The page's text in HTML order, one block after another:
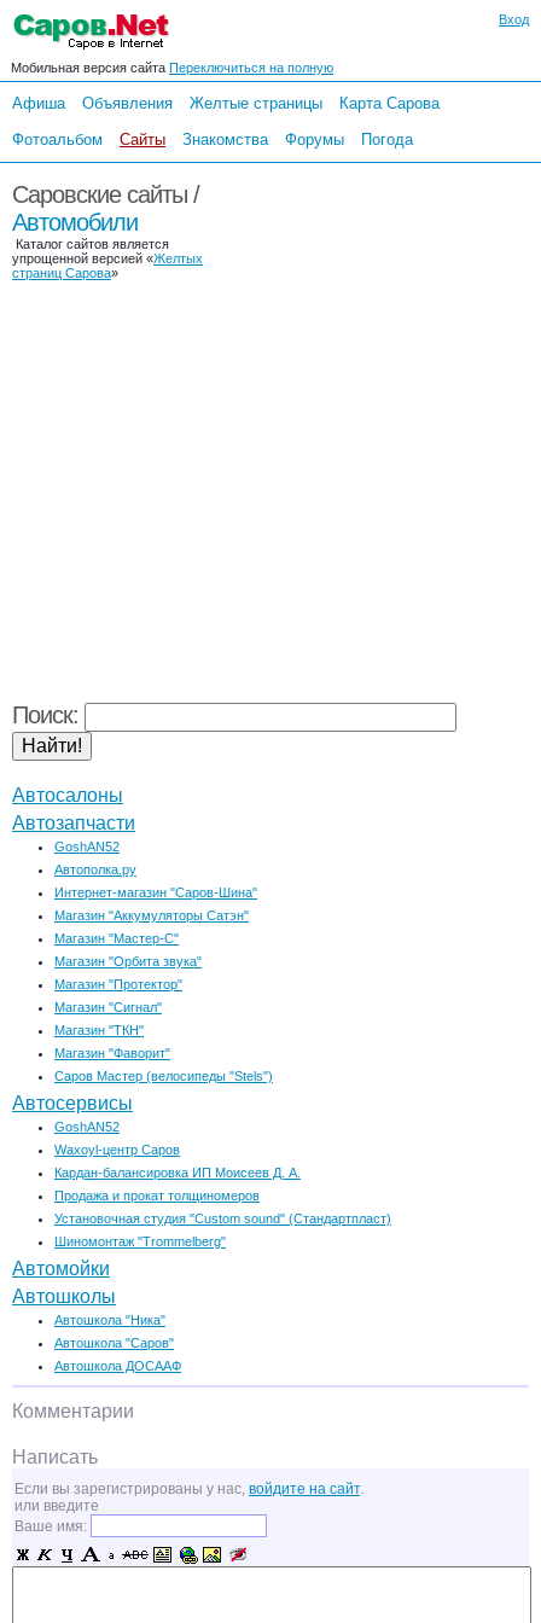
Вход
Мобильная версия сайта Переключиться на полную
Афиша Объявления Желтые страницы
Карта Сарова
Фотоальбом
Сайты Знакомства Форумы Погода
Саровские сайты /
Автомобили
Каталог сайтов является
упрощенной версией «Желтых
страниц Сарова»
Поиск:
Автосалоны
Автозапчасти
GoshAN52
Автополка.ру
Интернет-магазин "Саров-Шина"
Магазин "Аккумуляторы Сатэн"
Магазин "Мастер-С"
Магазин "Орбита звука"
Магазин "Протектор"
Магазин "Сигнал"
Магазин "ТКН"
Магазин "Фаворит"
Саров Мастер (велосипеды "Stels")
Автосервисы
GoshAN52
Waxoyl-центр Саров
Кардан-балансировка ИП Моисеев Д. А.
Продажа и прокат толщиномеров
Установочная студия "Custom sound" (Стандартпласт)
Шиномонтаж "Trommelberg"
Автомойки
Автошколы
Автошкола "Ника"
Автошкола "Саров"
Автошкола ДОСААФ
Комментарии
Написать
Если вы зарегистрированы у нас, войдите на сайт.
или введите
Ваше имя: